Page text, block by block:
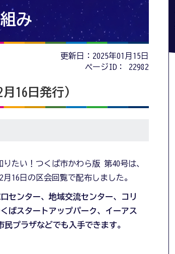
み
更新日：2025年01月15日
ページID：
22982
月16日発行)
りたい！つくば市かわら版 第40号は、
月16日の区会回覧で配布しました。
センター、地域交流センター、コリ
くばスタートアップパーク、イーアス
民プラザなどでも入手できます。